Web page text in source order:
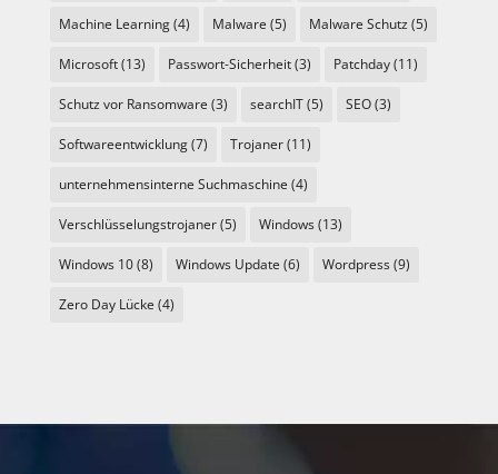
Machine Learning(4) Malware (5) Malware Schutz(5)
Microsoft(13) Passwort-Sicherheit(3) Patchday(11)
Schutz vor Ransomware (3) searchIT(5) SEO(3)
Softwareentwicklung(7) Trojaner(11)
unternehmensinterne Suchmaschine (4)
Verschlüsselungstrojaner(5) Windows(13)
Windows 10(8) Windows Update (6) Wordpress(9)
Zero Day Lücke (4)